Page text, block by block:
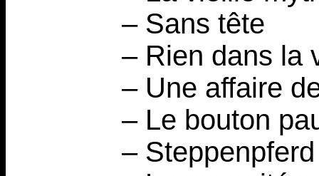
– Sans tête
– Rien dans la
– Une affaire
– Le bouton
– Steppenpferd